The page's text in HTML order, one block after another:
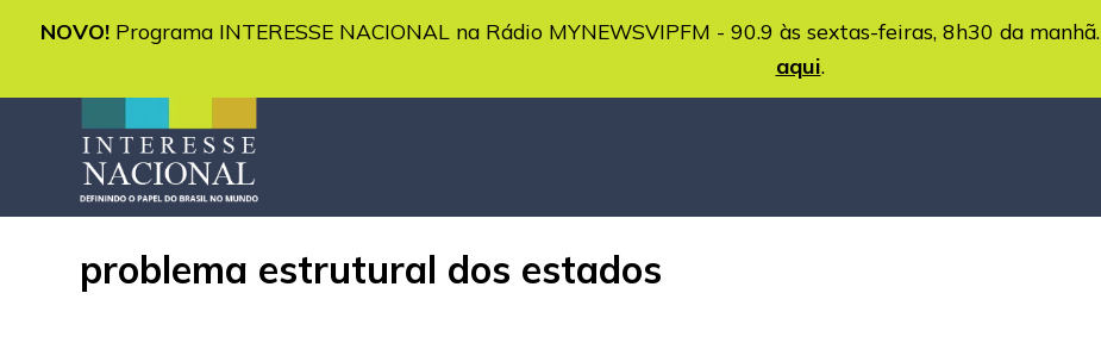
NOVO! Programa INTERESSE NACIONAL na Rádio MYNEWSVIPFM - 90.9 às sextas-feiras, 8h30 da manhã.
aqui.
problema estrutural dos estados